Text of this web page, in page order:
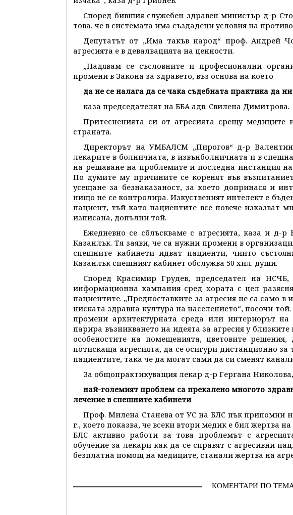
Според бившия служебен здравен министър д-р
това, че в системата има създадени условия на
Депутатът от „Има такъв народ“ проф. Андрей
агресията е в девалвацията на ценности.
„Надявам се съсловните и професионални
промени в Закона за здравето, въз основа на което
да не се налага да се чака съдебната практика да
каза председателят на ББА адв. Свилена Димитрова.
Притесненията си от агресията срещу
страната.
Директорът на УМБАЛСМ „Пирогов“ д-р
лекарите в болничната, в извънболничната и в
на решаване на проблемите и последна инстанция
По думите му причините се коренят във
усещане за безнаказаност, за което допринася и
нищо не се контролира. Изкуственият интелект е
пациент, тъй като пациентите все повече изказват
изписана, допълни той.
Ежедневно се сблъскваме с агресията, каза и д-
Казанлък. Тя заяви, че са нужни промени в
спешните кабинети идват пациенти, чиито
Казанлък спешният кабинет обслужва 50 хил. души.
Според Красимир Грудев, председател на
информационна кампания сред хората с цел
пациентите. „Предпоставките за агресия не са само
ниската здравна култура на населението“, посочи
промени архитектурната среда или интериорът на
парира възникването на идеята за агресия у
особеностите на помещенията, цветовите
потискаща агресията, да се осигури дистанционно за
пациентите, така че да могат сами да си сменят
За общопрактикуващия лекар д-р Гергана
най-големият проблем са прекалено многото
лечение в спешните кабинети
Проф. Милена Станева от УС на БЛС пък припомни
г., което показва, че всеки втори медик е бил жертва
БЛС активно работи за това проблемът с
обучение за лекари как да се справят с агресивни
безплатна помощ на медиците, станали жертва на
КОМЕНТАРИ ПО